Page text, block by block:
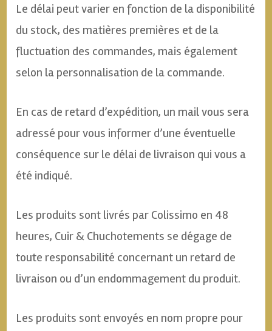
Le délai peut varier en fonction de la disponibilité
du stock, des matières premières et de la
fluctuation des commandes, mais également
selon la personnalisation de la commande.
En cas de retard d’expédition, un mail vous sera
adressé pour vous informer d’une éventuelle
conséquence sur le délai de livraison qui vous a
été indiqué.
Les produits sont livrés par Colissimo en 48
heures, Cuir & Chuchotements se dégage de
toute responsabilité concernant un retard de
livraison ou d’un endommagement du produit.
Les produits sont envoyés en nom propre pour